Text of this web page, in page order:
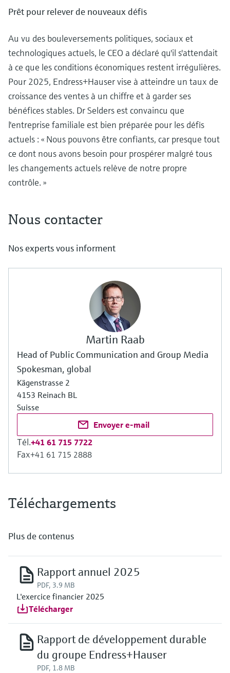
Prêt pour relever de nouveaux défis
Au vu des bouleversements politiques, sociaux et
technologiques actuels, le CEO a déclaré qu'il s'attendait
à ce que les conditions économiques restent irrégulières.
Pour 2025, Endress+Hauser vise à atteindre un taux de
croissance des ventes à un chiffre et à garder ses
bénéfices stables. Dr Selders est convaincu que
l'entreprise familiale est bien préparée pour les défis
actuels : « Nous pouvons être confiants, car presque tout
ce dont nous avons besoin pour prospérer malgré tous
les changements actuels relève de notre propre
contrôle. »
Nous contacter
Nos experts vous informent
Martin Raab
Head of Public Communication and Group Media
Spokesman, global
Kägenstrasse 2
4153 Reinach BL
Suisse
Envoyer e-mail
Tél.+41 61 715 7722
Fax+41 61 715 2888
Téléchargements
Plus de contenus
Rapport annuel 2025
PDF, 3.9 MB
L'exercice financier 2025
Télécharger
Rapport de développement durable
du groupe Endress+Hauser
PDF, 1.8 MB